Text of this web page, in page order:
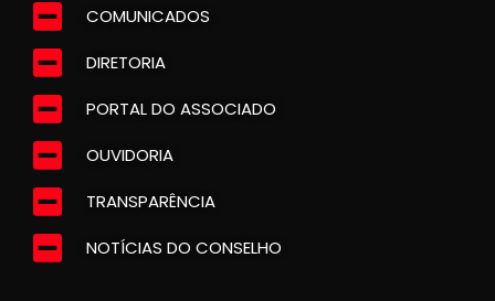
COMUNICADOS
DIRETORIA
PORTAL DO ASSOCIADO
OUVIDORIA
TRANSPARÊNCIA
NOTÍCIAS DO CONSELHO